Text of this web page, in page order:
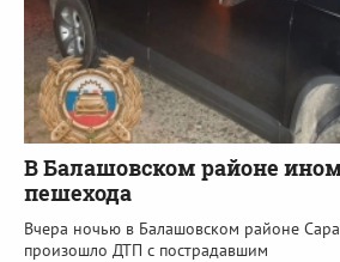
В Балашовском районе
пешехода
Вчера ночью в Балашовском районе
произошло ДТП с пострадавшим